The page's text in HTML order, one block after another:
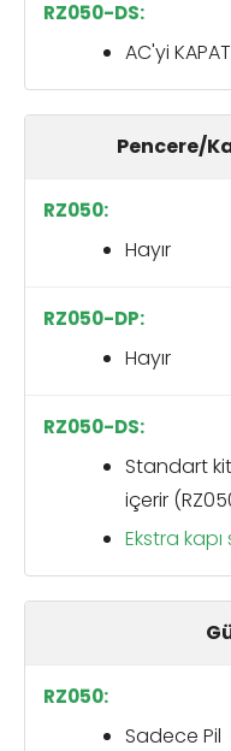
AC'yi KAPAT
Pencere/
Hayır
Hayır
Standart
içerir
Ekstra
Sadece Pil